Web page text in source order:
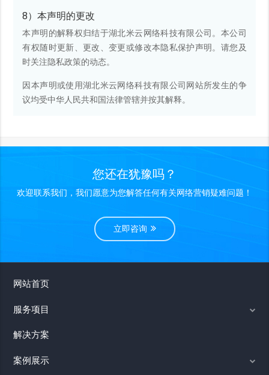
8）本声明的更改
本声明的解释权归结于湖北米云网络科技有限公司。本公司
有权随时更新、更改、变更或修改本隐私保护声明。请您及
时关注隐私政策的动态。
因本声明或使用湖北米云网络科技有限公司网站所发生的争
议均受中华人民共和国法律管辖并按其解释。
您还在犹豫吗？
欢迎联系我们，我们愿意为您解答任何有关网络营销疑难问题！
立即咨询
网站首页
服务项目
解决方案
案例展示